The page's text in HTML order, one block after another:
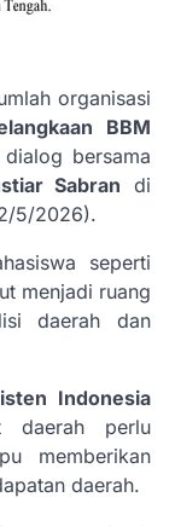
organisasi
BBM
bersama
Sabran di
5/2026).
seperti
menjadi ruang
daerah dan
Indonesia
daerah perlu
memberikan
daerah.